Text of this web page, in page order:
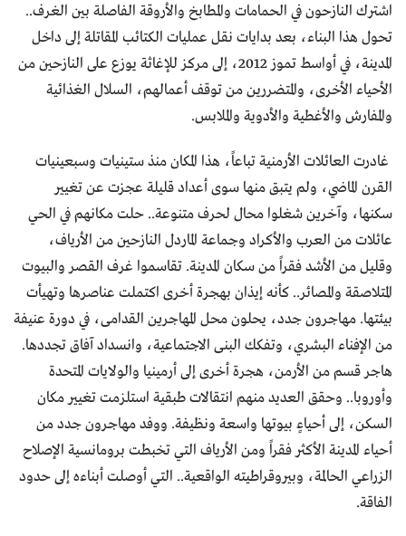
اشترك النازحون في الحمامات والمطابخ والأروقة الفاصلة بين الغرف..
تحول هذا البناء، بعد بدايات نقل عمليات الكتائب المقاتلة إلى داخل
المدينة، في أواسط تموز 2012، إلى مركز للإغاثة يوزع على النازحين من
الأحياء الأخرى، والمتضررين من توقف أعمالهم، السلال الغذائية
والمفارش والأغطية والأدوية والملابس.
غادرت العائلات الأرمنية تباعاً، هذا المكان منذ ستينيات وسبعينيات
القرن الماضي، ولم يتبق منها سوى أعداد قليلة عجزت عن تغيير
سكنها، وآخرين شغلوا محال لحرف متنوعة.. حلت مكانهم في الحي
عائلات من العرب والأكراد وجماعة الماردل النازحين من الأرياف،
وقليل من الأشد فقراً من سكان المدينة. تقاسموا غرف القصر والبيوت
المتلاصقة والمصائر.. كأنه إيذان بهجرة أخرى اكتملت عناصرها وتهيأت
بيئتها. مهاجرون جدد، يحلون محل المهاجرين القدامى، في دورة عنيفة
من الإفناء البشري، وتفكك البنى الاجتماعية، وانسداد آفاق تجددها.
هاجر قسم من الأرمن، هجرة أخرى إلى أرمينيا والولايات المتحدة
وأوروبا.. وحقق العديد منهم انتقالات طبقية استلزمت تغيير مكان
السكن، إلى أحياءٍ بيوتها واسعة ونظيفة. ووفد مهاجرون جدد من
أحياء المدينة الأكثر فقراً ومن الأرياف التي تخبطت برومانسية الإصلاح
الزراعي الحالمة، وبيروقراطيته الواقعية.. التي أوصلت أبناءه إلى حدود
الفاقة.